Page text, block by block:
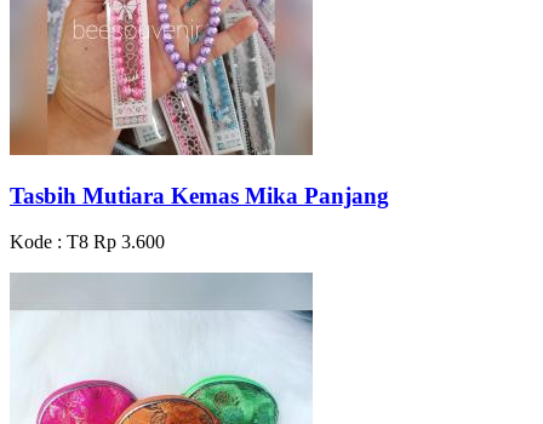
Tasbih Mutiara Kemas Mika Panjang
Kode : T8 Rp 3.600